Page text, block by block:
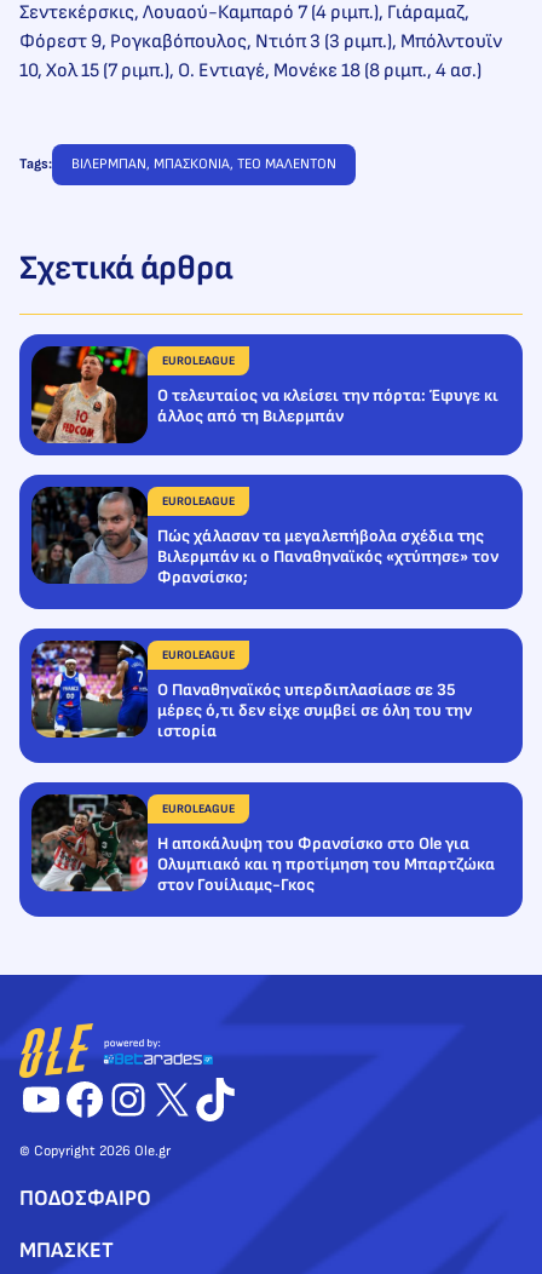
Σεντεκέρσκις, Λουαού-Καμπαρό 7 (4 ριμπ.), Γιάραμαζ,
Φόρεστ 9, Ρογκαβόπουλος, Ντιόπ 3 (3 ριμπ.), Μπόλντουϊν
10, Χολ 15 (7 ριμπ.), Ο. Εντιαγέ, Μονέκε 18 (8 ριμπ., 4 ασ.)
Tags: ΒΙΛΕΡΜΠΑΝ, ΜΠΑΣΚΟΝΙΑ, ΤΕΟ ΜΑΛΕΝΤΟΝ
Σχετικά άρθρα
EUROLEAGUE
Ο τελευταίος να κλείσει την πόρτα: Έφυγε κι
άλλος από τη Βιλερμπάν
EUROLEAGUE
Πώς χάλασαν τα μεγαλεπήβολα σχέδια της
Βιλερμπάν κι ο Παναθηναϊκός «χτύπησε» τον
Φρανσίσκο;
EUROLEAGUE
Ο Παναθηναϊκός υπερδιπλασίασε σε 35
μέρες ό,τι δεν είχε συμβεί σε όλη του την
ιστορία
EUROLEAGUE
Η αποκάλυψη του Φρανσίσκο στο Ole για
Ολυμπιακό και η προτίμηση του Μπαρτζώκα
στον Γουίλιαμς-Γκος
YouTube
Facebook
Instagram
X TikTok
© Copyright 2026 Ole.gr
ΠΟΔΟΣΦΑΙΡΟ
ΜΠΑΣΚΕΤ